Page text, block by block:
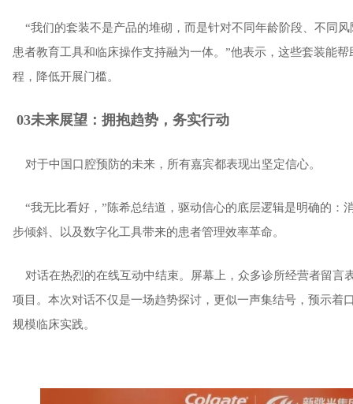
“我们的套装不是产品的堆砌，而是针对不同年龄阶段、不同
患者教育工具和临床操作支持融为一体。”他表示，这些套装能
程，降低开展门槛。
03未来展望：拥抱趋势，务实行动
对于中国口腔预防的未来，所有嘉宾都表现出坚定信心。
“我无比看好，”陈希总结道，驱动信心的底层逻辑是明确的：
步倾斜、以及数字化工具带来的患者管理效率革命。
对话在热烈的在线互动中结束。屏幕上，众多诊所经营者留言
项目。本次对话不仅是一场趋势探讨，更似一声集结号，预示着
规模临床实践。